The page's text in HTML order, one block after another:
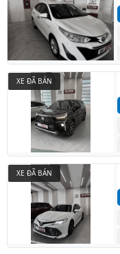
XE ĐÃ BÁN
XE ĐÃ BÁN